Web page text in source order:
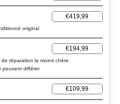
€419,99
original
€194,99
réparation la moins chère.
peuvent différer
€109,99